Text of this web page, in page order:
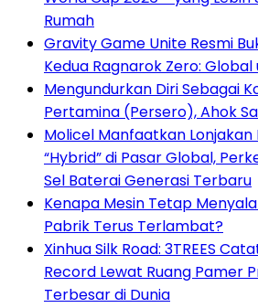
Rumah
Gravity Game Unite Resmi
Kedua Ragnarok Zero: Global
Mengundurkan Diri Sebagai
Pertamina (Persero), Ahok
Molicel Manfaatkan
“Hybrid” di Pasar Global,
Sel Baterai Generasi Terbaru
Kenapa Mesin Tetap
Pabrik Terus Terlambat?
Xinhua Silk Road: 3TREES
Record Lewat Ruang Pamer
Terbesar di Dunia